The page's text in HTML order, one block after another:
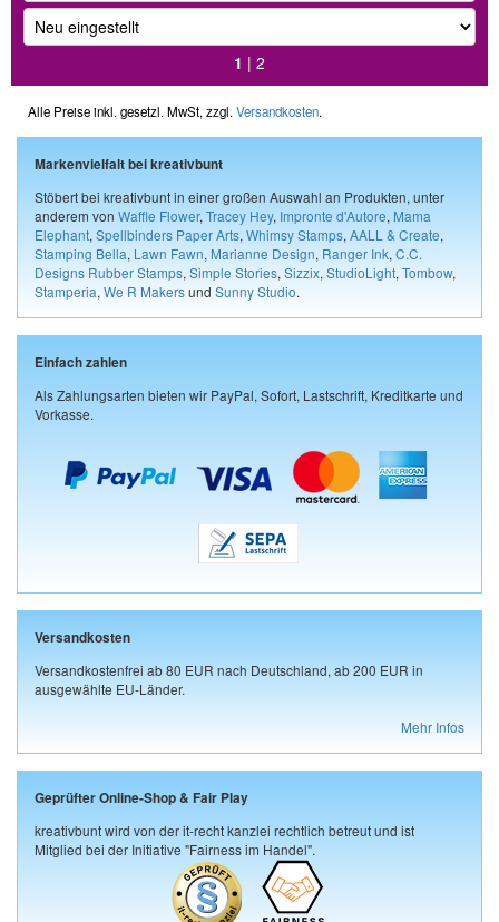
1 | 2
Alle Preise inkl. gesetzl. MwSt, zzgl. Versandkosten.
Markenvielfalt bei kreativbunt
Stöbert bei kreativbunt in einer großen Auswahl an Produkten, unter
anderem von Waffle Flower, Tracey Hey, Impronte d'Autore, Mama
Elephant, Spellbinders Paper Arts, Whimsy Stamps, AALL & Create,
Stamping Bella, Lawn Fawn, Marianne Design, Ranger Ink, C.C.
Designs Rubber Stamps, Simple Stories, Sizzix, StudioLight, Tombow,
Stamperia, We R Makersund Sunny Studio.
Einfach zahlen
Als Zahlungsarten bieten wir PayPal, Sofort, Lastschrift, Kreditkarte und
Vorkasse.
Versandkosten
Versandkostenfrei ab 80 EUR nach Deutschland, ab 200 EUR in
ausgewählte EU-Länder.
Mehr Infos
Geprüfter Online-Shop & Fair Play
kreativbunt wird von der it-recht kanzlei rechtlich betreut und ist
Mitglied bei der Initiative "Fairness im Handel".